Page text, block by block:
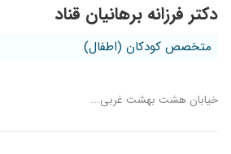
دکتر فرزانه برهانیان قناد
متخصص کودکان (اطفال)
خیابان هشت بهشت غربی...